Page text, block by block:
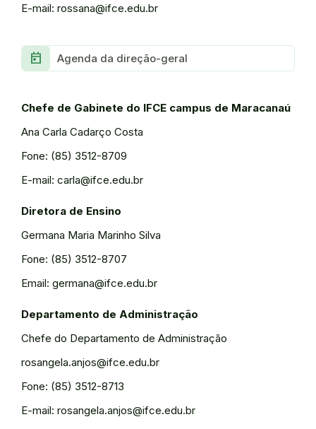
E-mail: rossana@ifce.edu.br
Today Agenda da direção-geral
Chefe de Gabinete do IFCE campus de Maracanaú
Ana Carla Cadarço Costa
Fone: (85) 3512-8709
E-mail: carla@ifce.edu.br
Diretora de Ensino
Germana Maria Marinho Silva
Fone: (85) 3512-8707
Email: germana@ifce.edu.br
Departamento de Administração
Chefe do Departamento de Administração
rosangela.anjos@ifce.edu.br
Fone: (85) 3512-8713
E-mail: rosangela.anjos@ifce.edu.br